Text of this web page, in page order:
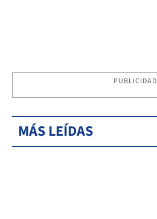
PUBLICIDAD
MÁS LEÍDAS